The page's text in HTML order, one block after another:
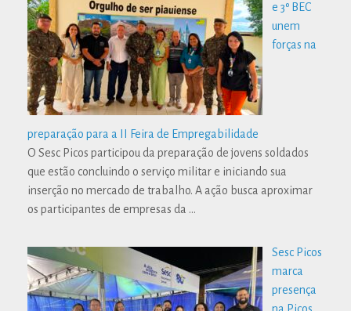
e 3º BEC
unem
forças na
preparação para a II Feira de Empregabilidade
O Sesc Picos participou da preparação de jovens soldados
que estão concluindo o serviço militar e iniciando sua
inserção no mercado de trabalho. A ação busca aproximar
os participantes de empresas da …
Sesc Picos
marca
presença